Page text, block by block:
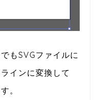
もSVGファイルに
インに変換して
。